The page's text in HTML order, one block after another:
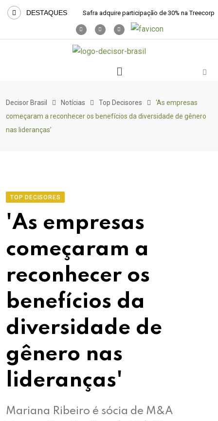
DESTAQUES Safra adquire participação de 30% na Treecorp
Decisor Brasil Notícias Top Decisores
‘As empresas
começaram a reconhecer os benefícios da diversidade de gênero
nas lideranças’
TOP DECISORES
'As empresas
começaram a
reconhecer os
benefícios da
diversidade de
gênero nas
lideranças'
Mariana Ribeiro é sócia de M&A